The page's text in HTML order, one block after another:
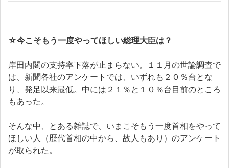
☆今こそもう一度やってほしい総理大臣は？
岸田内閣の支持率下落が止まらない。１１月の世論調査で
は、新聞各社のアンケートでは、いずれも２０％台とな
り、発足以来最低。中には２１％と１０％台目前のところ
もあった。
そんな中、とある雑誌で、いまこそもう一度首相をやって
ほしい人（歴代首相の中から、故人もあり）のアンケート
が取られた。